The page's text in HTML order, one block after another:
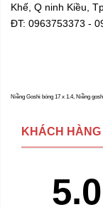
Khế, Q ninh Kiều,
ĐT: 0963753373 -
Niềng Goshi bóng 17 x 1.4, Niềng
KHÁCH
5.0